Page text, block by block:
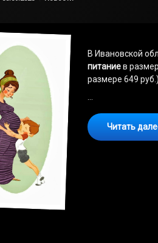
В Ивановской
питаниев
размере 649 руб.).
Читать